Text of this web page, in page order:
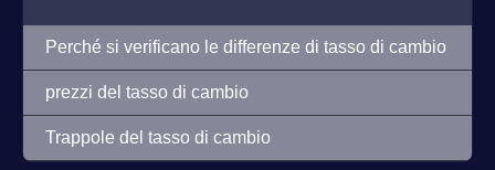
Perché si verificano le differenze di tasso di cambio
prezzi del tasso di cambio
Trappole del tasso di cambio